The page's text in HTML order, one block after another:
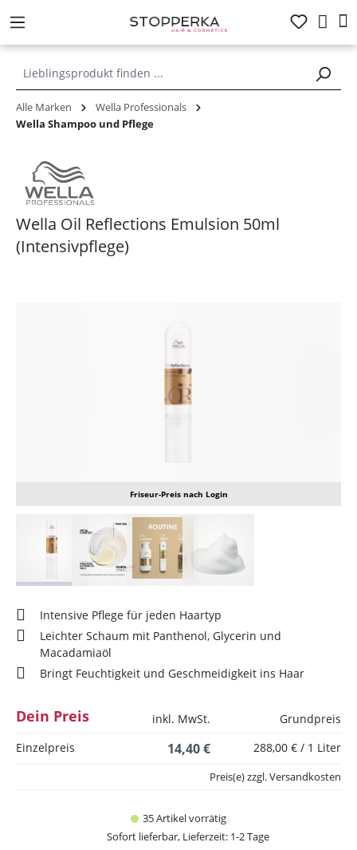
springen
Alle Marken
Wella Professionals
Wella Shampoo und Pflege
Wella Oil Reflections Emulsion 50ml
(Intensivpflege)
Friseur-Preis nach Login
Intensive Pflege für jeden Haartyp
Leichter Schaum mit Panthenol, Glycerin und
Macadamiaöl
Bringt Feuchtigkeit und Geschmeidigkeit ins Haar
Dein Preis inkl. MwSt.
Grundpreis
Einzelpreis
14,40 € 288,00 € / 1 Liter
35 Artikel vorrätig
Sofort lieferbar, Lieferzeit: 1-2 Tage
Preis(e) zzgl. Versandkosten